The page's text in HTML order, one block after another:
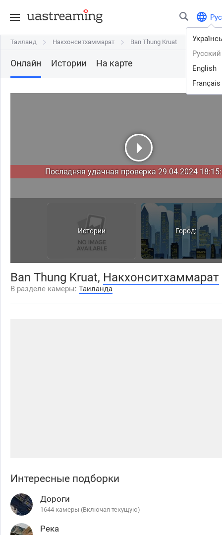
Рус
Русский
English
Français
Таиланд Накхонситхаммарат Ban Thung Kruat
Таиланд Накхонситхаммарат Ban Thung Kruat
Онлайн Истории На карте
Последняя удачная проверка 29.04.2024
Истории Город:
Накхонситхаммарат
Ban Thung Kruat, Накхонситхаммарат
В разделе камеры: Таиланда
Интересные подборки
Дороги
1644 камеры (Включая текущую)
Река